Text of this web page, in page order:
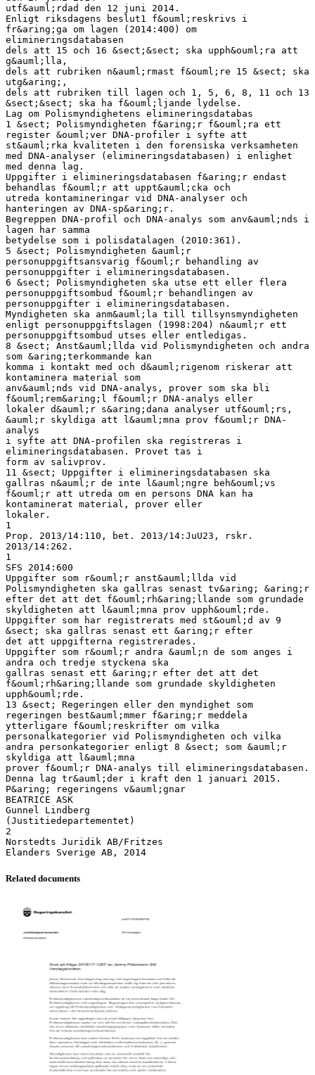
utf&auml;rdad den 12 juni 2014.
Enligt riksdagens beslut1 f&ouml;reskrivs i
fr&aring;ga om lagen (2014:400) om
elimineringsdatabasen
dels att 15 och 16 &sect;&sect; ska upph&ouml;ra att
g&auml;lla,
dels att rubriken n&auml;rmast f&ouml;re 15 &sect; ska
utg&aring;,
dels att rubriken till lagen och 1, 5, 6, 8, 11 och 13
&sect;&sect; ska ha f&ouml;ljande lydelse.
Lag om Polismyndighetens elimineringsdatabas
1 &sect; Polismyndigheten f&aring;r f&ouml;ra ett
register &ouml;ver DNA-profiler i syfte att
st&auml;rka kvaliteten i den forensiska verksamheten
med DNA-analyser (elimineringsdatabasen) i enlighet
med denna lag.
Uppgifter i elimineringsdatabasen f&aring;r endast
behandlas f&ouml;r att uppt&auml;cka och
utreda kontamineringar vid DNA-analyser och
hanteringen av DNA-sp&aring;r.
Begreppen DNA-profil och DNA-analys som anv&auml;nds i
lagen har samma
betydelse som i polisdatalagen (2010:361).
5 &sect; Polismyndigheten &auml;r
personuppgiftsansvarig f&ouml;r behandling av
personuppgifter i elimineringsdatabasen.
6 &sect; Polismyndigheten ska utse ett eller flera
personuppgiftsombud f&ouml;r behandlingen av
personuppgifter i elimineringsdatabasen.
Myndigheten ska anm&auml;la till tillsynsmyndigheten
enligt personuppgiftslagen (1998:204) n&auml;r ett
personuppgiftsombud utses eller entledigas.
8 &sect; Anst&auml;llda vid Polismyndigheten och andra
som &aring;terkommande kan
komma i kontakt med och d&auml;rigenom riskerar att
kontaminera material som
anv&auml;nds vid DNA-analys, prover som ska bli
f&ouml;rem&aring;l f&ouml;r DNA-analys eller
lokaler d&auml;r s&aring;dana analyser utf&ouml;rs,
&auml;r skyldiga att l&auml;mna prov f&ouml;r DNA-
analys
i syfte att DNA-profilen ska registreras i
elimineringsdatabasen. Provet tas i
form av salivprov.
11 &sect; Uppgifter i elimineringsdatabasen ska
gallras n&auml;r de inte l&auml;ngre beh&ouml;vs
f&ouml;r att utreda om en persons DNA kan ha
kontaminerat material, prover eller
lokaler.
1
Prop. 2013/14:110, bet. 2013/14:JuU23, rskr.
2013/14:262.
1
SFS 2014:600
Uppgifter som r&ouml;r anst&auml;llda vid
Polismyndigheten ska gallras senast tv&aring; &aring;r
efter det att det f&ouml;rh&aring;llande som grundade
skyldigheten att l&auml;mna prov upph&ouml;rde.
Uppgifter som har registrerats med st&ouml;d av 9
&sect; ska gallras senast ett &aring;r efter
det att uppgifterna registrerades.
Uppgifter som r&ouml;r andra &auml;n de som anges i
andra och tredje styckena ska
gallras senast ett &aring;r efter det att det
f&ouml;rh&aring;llande som grundade skyldigheten
upph&ouml;rde.
13 &sect; Regeringen eller den myndighet som
regeringen best&auml;mmer f&aring;r meddela
ytterligare f&ouml;reskrifter om vilka
personalkategorier vid Polismyndigheten och vilka
andra personkategorier enligt 8 &sect; som &auml;r
skyldiga att l&auml;mna
prover f&ouml;r DNA-analys till elimineringsdatabasen.
Denna lag tr&auml;der i kraft den 1 januari 2015.
P&aring; regeringens v&auml;gnar
BEATRICE ASK
Gunnel Lindberg
(Justitiedepartementet)
2
Norstedts Juridik AB/Fritzes
Related documents